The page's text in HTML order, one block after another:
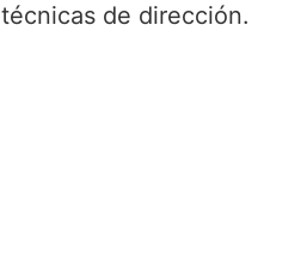
técnicas de dirección.